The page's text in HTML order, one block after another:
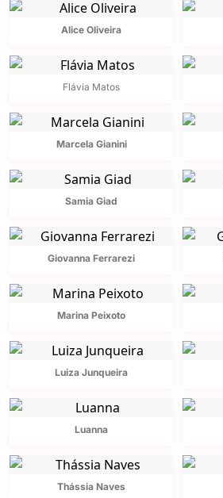
Alice Oliveira
Flávia Matos
Marcela Gianini
Samia Giad
Giovanna Ferrarezi
Marina Peixoto
Luiza Junqueira
Luanna
Thássia Naves